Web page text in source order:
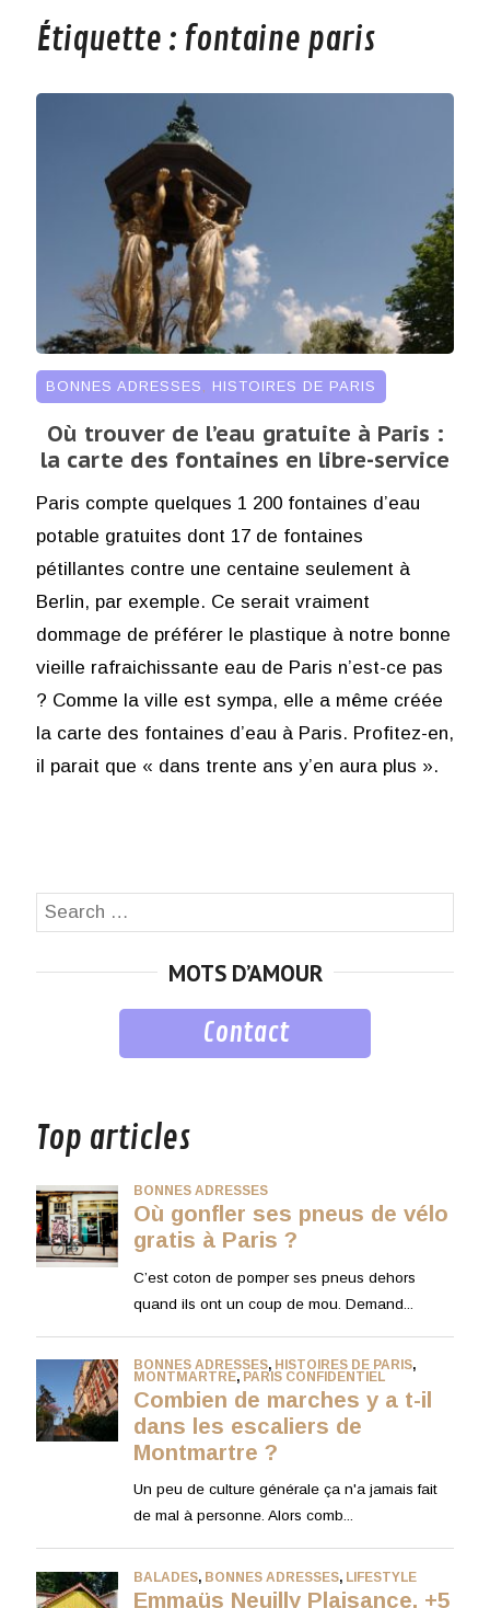
Étiquette : fontaine paris
BONNES ADRESSES HISTOIRES DE PARIS
Où trouver de l’eau gratuite à Paris :
la carte des fontaines en libre-service
Paris compte quelques 1 200 fontaines d’eau
potable gratuites dont 17 de fontaines
pétillantes contre une centaine seulement à
Berlin, par exemple. Ce serait vraiment
dommage de préférer le plastique à notre bonne
vieille rafraichissante eau de Paris n’est-ce pas
? Comme la ville est sympa, elle a même créée
la carte des fontaines d’eau à Paris. Profitez-en,
il parait que « dans trente ans y’en aura plus ».
Search
MOTS D’AMOUR
Contact
Top articles